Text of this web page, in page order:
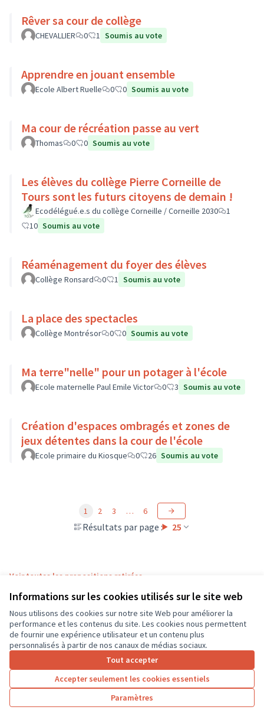
Informations sur les cookies utilisés sur le site web
Nous utilisons des cookies sur notre site Web pour améliorer la
performance et les contenus du site. Les cookies nous permettent
de fournir une expérience utilisateur et un contenu plus
personnalisés à partir de nos canaux de médias sociaux.
Tout accepter
Accepter seulement les cookies essentiels
Paramètres
Rêver sa cour de collège
CHEVALLIER 0 1 Soumis au vote
Apprendre en jouant ensemble
Ecole Albert Ruelle 0 0 Soumis au vote
Ma cour de récréation passe au vert
Thomas 0 0 Soumis au vote
Les élèves du collège Pierre Corneille de
Tours sont les futurs citoyens de demain !
Ecodélégué.e.s du collège Corneille / Corneille 2030
1
10 Soumis au vote
Réaménagement du foyer des élèves
Collège Ronsard 0 1 Soumis au vote
La place des spectacles
Collège Montrésor 0 0 Soumis au vote
Ma terre"nelle" pour un potager à l'école
Ecole maternelle Paul Emile Victor 0 3 Soumis au vote
Création d'espaces ombragés et zones de
jeux détentes dans la cour de l'école
Ecole primaire du Kiosque 0 26 Soumis au vote
Résultats par page : 25
1 2 3 … 6
Voir toutes les propositions retirées
Conditions d'utilisation
Paramètres des cookies
CD37 sur X
(Lien externe)
CD37 sur Facebook
CD37 sur Instagram
CD37 sur YouTube
(Lien externe)
Site réalisé grâce aulogiciel libre Decidim .
Licence
(Lien